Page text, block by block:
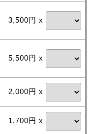
3,500円 x
5,500円 x
2,000円 x
1,700円 x